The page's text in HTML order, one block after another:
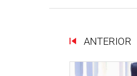
ANTERIOR